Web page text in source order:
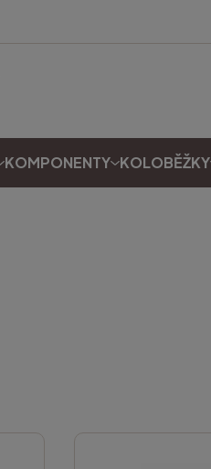
KOMPONENTY KOLOBĚŽKY